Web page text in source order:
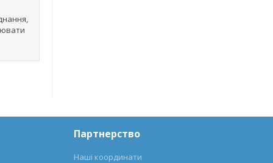
Партнерство
Наші координати